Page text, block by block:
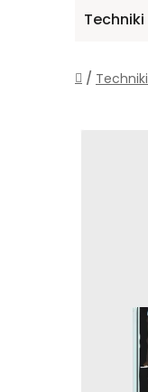
Techniki
Home
/ Techniki